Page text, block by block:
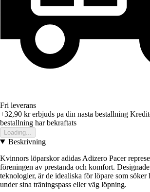
Fri leverans
+32,90 krerbjuds pa din nasta bestallning
bestallning har bekraftats
Loading...
Beskrivning
Kvinnors löparskor adidas Adizero Pacer
föreningen av prestanda och komfort.
teknologier, är de idealiska för löpare som söker
under sina träningspass eller väg löpning.